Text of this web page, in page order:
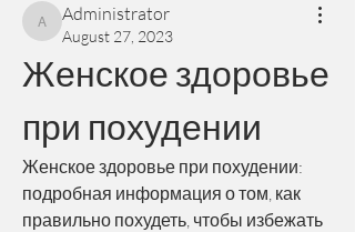
Administrator
Administrator
August 27, 2023
Женское здоровье
при похудении
Женское здоровье при похудении:
подробная информация о том, как
правильно похудеть, чтобы избежать